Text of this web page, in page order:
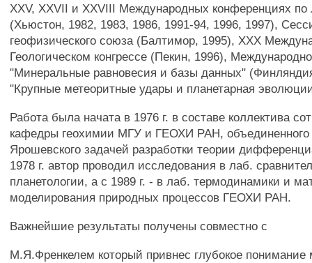
XXV, XXVII и XXVIII Международных конференциях по
(Хьюстон, 1982, 1983, 1986, 1991-94, 1996, 1997),
геофизического союза (Балтимор, 1995), XXX
Геологическом конгрессе (Пекин, 1996),
"Минеральные равновесия и базы данных"
"Крупные метеоритные удары и планетарная
Работа была начата в 1976 г. в составе коллектива
кафедры геохимии МГУ и ГЕОХИ РАН, объединенного
Ярошевского задачей разработки теории
1978 г. автор проводил исследования в лаб.
планетологии, а с 1989 г. - в лаб. термодинамики и
моделирования природных процессов ГЕОХИ РАН.
Важнейшие результаты получены совместно с
М.Я.Френкелем который привнес глубокое понимание